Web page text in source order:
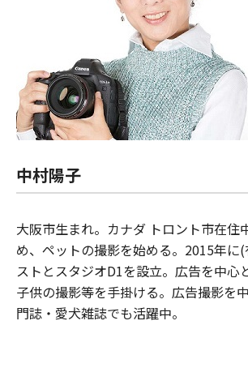
中村陽子
大阪市生まれ。カナダ トロント市在住
め、ペットの撮影を始める。2015年に
ストとスタジオD1を設立。広告を中心
子供の撮影等を手掛ける。広告撮影を
門誌・愛犬雑誌でも活躍中。